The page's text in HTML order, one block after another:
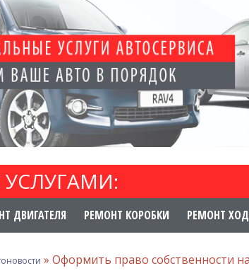
ДВИГАТЕЛЯ РЕМОНТ КОРОБКИ РЕМОНТ
» Оформить право собственности